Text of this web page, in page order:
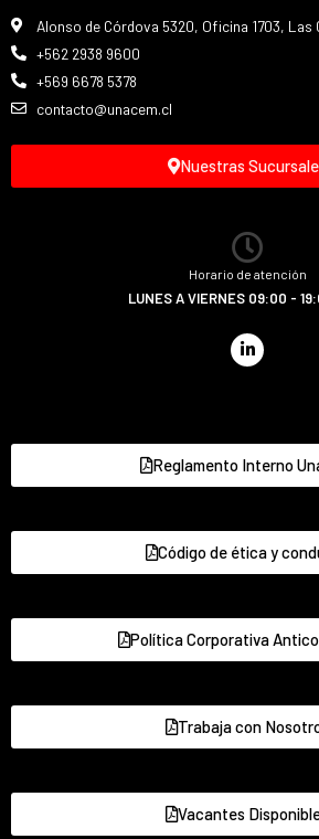
Alonso de Córdova 5320, Oficina 1703, Las
+562 2938 9600
+569 6678 5378
contacto@unacem.cl
Nuestras
Horario de atención
LUNES A VIERNES 09:00 -
Reglamento Interno
Código de ética y
Política Corporativa
Trabaja con
Vacantes